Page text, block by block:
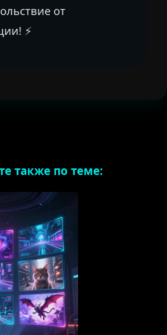
от
⚡
также по теме: